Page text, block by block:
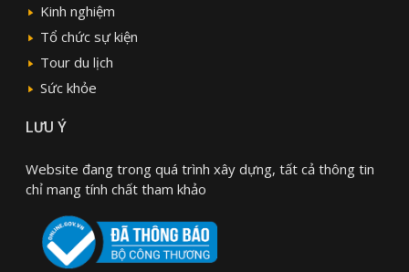
Kinh nghiệm
Tổ chức sự kiện
Tour du lịch
Sức khỏe
LƯU Ý
Website đang trong quá trình xây dựng, tất cả thông tin
chỉ mang tính chất tham khảo